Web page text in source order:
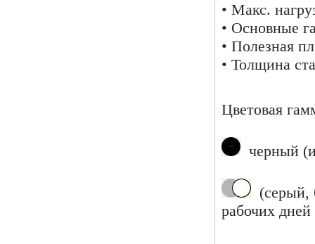
• Макс.
• Основные
• Полезная
• Толщина
Цветовая
черный
(серый,
рабочих дней